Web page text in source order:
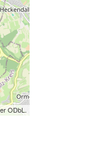
ODbL.